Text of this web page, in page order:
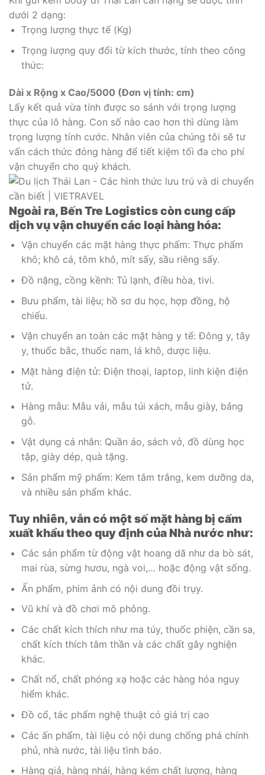
dưới 2 dạng:
Trọng lượng thực tế (Kg)
Trọng lượng quy đổi từ kích thước, tính theo công
thức:
Dài x Rộng x Cao/5000 (Đơn vị tính: cm)
Lấy kết quả vừa tính được so sánh với trọng lượng
thực của lô hàng. Con số nào cao hơn thì dùng làm
trọng lượng tính cước. Nhân viên của chúng tôi sẽ tư
vấn cách thức đóng hàng để tiết kiệm tối đa cho phí
vận chuyển cho quý khách.
Ngoài ra, Bến Tre Logistics còn cung cấp
dịch vụ vận chuyển các loại hàng hóa:
Vận chuyển các mặt hàng thực phẩm: Thực phẩm
khô; khô cá, tôm khô, mít sấy, sầu riêng sấy.
Đồ nặng, cồng kềnh: Tủ lạnh, điều hòa, tivi.
Bưu phẩm, tài liệu; hồ sơ du học, hợp đồng, hộ
chiếu.
Vận chuyển an toàn các mặt hàng y tế: Đông y, tây
y, thuốc bắc, thuốc nam, lá khô, dược liệu.
Mặt hàng điện tử: Điện thoại, laptop, linh kiện điện
tử.
Hàng mẫu: Mẫu vải, mẫu túi xách, mẫu giày, bảng
gỗ.
Vật dụng cá nhân: Quần áo, sách vở, đồ dùng học
tập, giày dép, quà tặng.
Sản phẩm mỹ phẩm: Kem tắm trắng, kem dưỡng da,
và nhiều sản phẩm khác.
Tuy nhiên, vẫn có một số mặt hàng bị cấm
xuất khẩu theo quy định của Nhà nước như:
Các sản phẩm từ động vật hoang dã như da bò sát,
mai rùa, sừng hươu, ngà voi,… hoặc động vật sống.
Ấn phẩm, phim ảnh có nội dung đồi trụy.
Vũ khí và đồ chơi mô phỏng.
Các chất kích thích như ma túy, thuốc phiện, cần sa,
chất kích thích tâm thần và các chất gây nghiện
khác.
Chất nổ, chất phóng xạ hoặc các hàng hóa nguy
hiểm khác.
Đồ cổ, tác phẩm nghệ thuật có giá trị cao
Các ấn phẩm, tài liệu có nội dung chống phá chính
phủ, nhà nước, tài liệu tình báo.
Hàng giả, hàng nhái, hàng kém chất lượng, hàng